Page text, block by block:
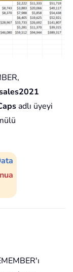
adlı üyeyi